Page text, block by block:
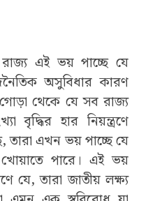
এই ভয় পাচ্ছে যে
অসুবিধার কারণ
থেকে যে সব রাজ্য
বৃদ্ধির হার নিয়ন্ত্রণে
তারা এখন ভয় পাচ্ছে যে
খোয়াতে পারে। এই ভয়
যে, তারা জাতীয় লক্ষ্য